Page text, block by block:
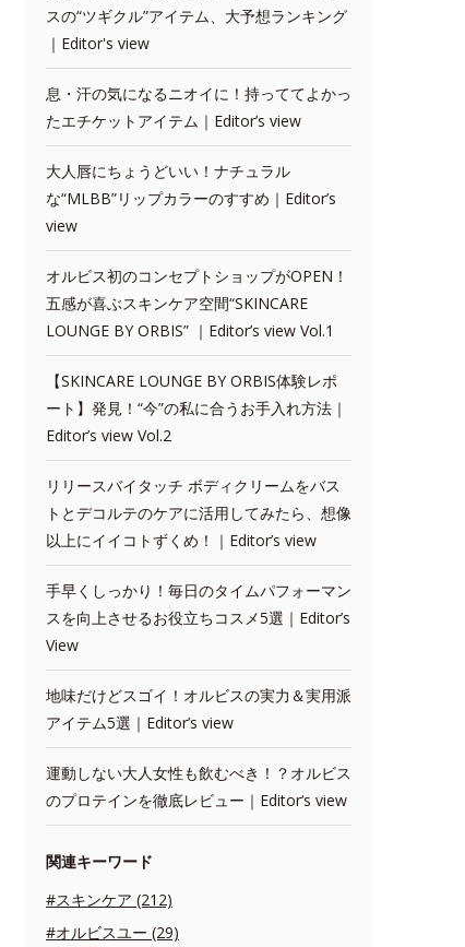
スの“ツギクル”アイテム、大予想ランキング
｜Editor's view
息・汗の気になるニオイに！持っててよかっ
たエチケットアイテム｜Editor’s view
大人唇にちょうどいい！ナチュラル
な“MLBB”リップカラーのすすめ｜Editor’s
view
オルビス初のコンセプトショップがOPEN！
五感が喜ぶスキンケア空間“SKINCARE
LOUNGE BY ORBIS” ｜Editor’s view Vol.1
【SKINCARE LOUNGE BY ORBIS体験レポ
ート】発見！“今”の私に合うお手入れ方法｜
Editor’s view Vol.2
リリースバイタッチ ボディクリームをバス
トとデコルテのケアに活用してみたら、想像
以上にイイコトずくめ！｜Editor’s view
手早くしっかり！毎日のタイムパフォーマン
スを向上させるお役立ちコスメ5選｜Editor’s
View
地味だけどスゴイ！オルビスの実力＆実用派
アイテム5選｜Editor’s view
運動しない大人女性も飲むべき！？オルビス
のプロテインを徹底レビュー｜Editor‘s view
関連キーワード
#スキンケア (212)
#オルビスユー (29)